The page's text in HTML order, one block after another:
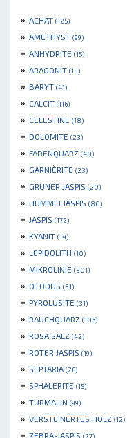
» ACHAT (125)
» AMETHYST (99)
» ANHYDRITE (15)
» ARAGONIT (13)
» BARYT (41)
» CALCIT (116)
» CELESTINE (18)
» DOLOMITE (23)
» FADENQUARZ (40)
» GARNIÈRITE (23)
» GRÜNER JASPIS (20)
» HUMMELJASPIS (80)
» JASPIS (172)
» KYANIT (14)
» LEPIDOLITH (10)
» MIKROLINIE (301)
» OTODUS (31)
» PYROLUSITE (31)
» RAUCHQUARZ (106)
» ROSA SALZ (42)
» ROTER JASPIS (19)
» SEPTARIA (26)
» SPHALERITE (15)
» TURMALIN (99)
» VERSTEINERTES HOLZ (12)
» ZEBRA-JASPIS (27)